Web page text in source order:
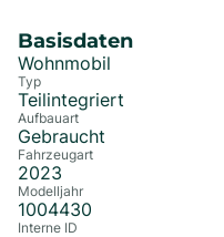
Basisdaten
Wohnmobil
Typ
Teilintegriert
Aufbauart
Gebraucht
Fahrzeugart
2023
Modelljahr
1004430
Interne ID